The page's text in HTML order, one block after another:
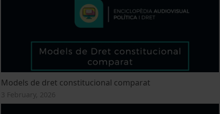
Models de dret constitucional comparat
3 February, 2026